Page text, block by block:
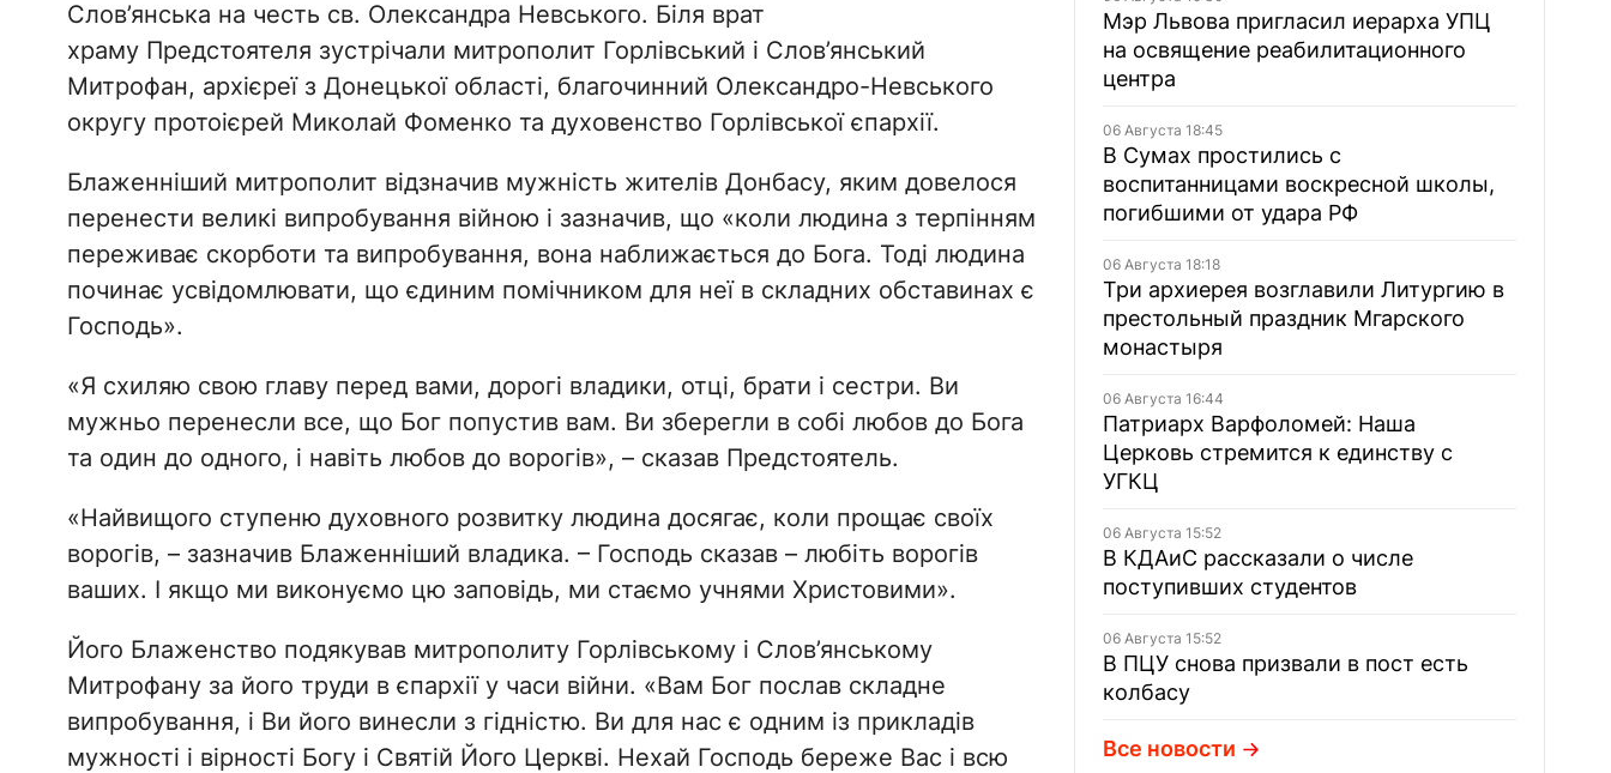
Слов’янська на честь св. Олександра Невського. Біля врат
храму Предстоятеля зустрічали митрополит Горлівський і Слов’янський
Митрофан, архієреї з Донецької області, благочинний Олександро-Невського
округу протоієрей Миколай Фоменко та духовенство Горлівської єпархії.
Блаженніший митрополит відзначив мужність жителів Донбасу, яким довелося
перенести великі випробування війною і зазначив, що «коли людина з терпінням
переживає скорботи та випробування, вона наближається до Бога. Тоді людина
починає усвідомлювати, що єдиним помічником для неї в складних обставинах є
Господь».
«Я схиляю свою главу перед вами, дорогі владики, отці, брати і сестри. Ви
мужньо перенесли все, що Бог попустив вам. Ви зберегли в собі любов до Бога
та один до одного, і навіть любов до ворогів», – сказав Предстоятель.
«Найвищого ступеню духовного розвитку людина досягає, коли прощає своїх
ворогів, – зазначив Блаженніший владика. – Господь сказав – любіть ворогів
ваших. І якщо ми виконуємо цю заповідь, ми стаємо учнями Христовими».
Його Блаженство подякував митрополиту Горлівському і Слов’янському
Митрофану за його труди в єпархії у часи війни. «Вам Бог послав складне
випробування, і Ви його винесли з гідністю. Ви для нас є одним із прикладів
мужності і вірності Богу і Святій Його Церкві. Нехай Господь береже Вас і всю
Мэр Львова пригласил иерарха УПЦ
на освящение реабилитационного
центра
06 Августа 18:45
В Сумах простились с
воспитанницами воскресной школы,
погибшими от удара РФ
06 Августа 18:18
Три архиерея возглавили Литургию в
престольный праздник Мгарского
монастыря
06 Августа 16:44
Патриарх Варфоломей: Наша
Церковь стремится к единству с
УГКЦ
06 Августа 15:52
В КДАиС рассказали о числе
поступивших студентов
06 Августа 15:52
В ПЦУ снова призвали в пост есть
колбасу
Все новости